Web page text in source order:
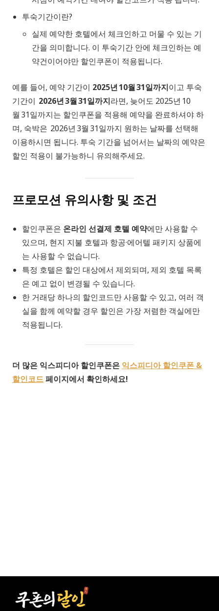
투숙기간이란?
실제 예약한 호텔에서 체크인하고 머물 수 있는 기
간을 의미합니다. 이 투숙기간 안에 체크인하는 예
약건이어야만 할인쿠폰이 적용됩니다.
예를 들어, 예약 기간이 2025년 10월 31일까지이고 투숙
기간이 2026년 3월 31일까지라면, 늦어도 2025년 10
월 31일까지는 할인쿠폰을 적용해 예약을 완료하셔야 하
며, 숙박은 2026년 3월 31일까지 원하는 날짜를 선택해
이용하시면 됩니다. 투숙 기간을 넘어서는 날짜의 예약은
할인 적용이 불가능하니 유의해주세요.
프로모션 유의사항 및 조건
할인쿠폰은 온라인 선결제 호텔 예약에만 사용할 수
있으며, 현지 지불 호텔과 항공·에어텔 패키지 상품에
는 사용할 수 없습니다.
특정 호텔은 할인 대상에서 제외되며, 제외 호텔 목록
은 예고 없이 변경될 수 있습니다.
한 거래당 하나의 할인코드만 사용할 수 있고, 여러 객
실을 함께 예약할 경우 할인은 가장 저렴한 객실에만
적용됩니다.
더 많은 익스피디아 할인쿠폰은 익스피디아 할인쿠폰 &
할인코드페이지에서 확인하세요!